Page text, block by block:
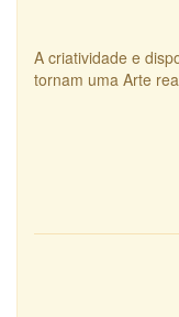
A criatividade e
tornam uma Arte